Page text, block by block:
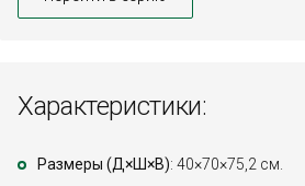
Характеристики:
Размеры (Д×Ш×В): 40×70×75,2 см.